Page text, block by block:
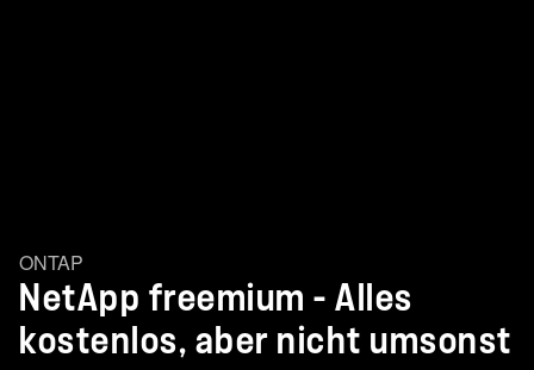
ONTAP
NetApp freemium - Alles
kostenlos, aber nicht umsonst